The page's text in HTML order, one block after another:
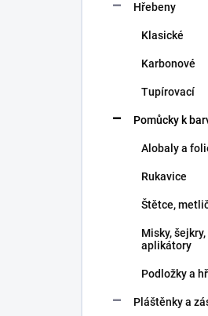
Hřebeny
Klasické
Karbonové
Tupírovací
Pomůcky k
Alobaly a
Rukavice
Štětce,
Misky,
aplikátory
Podložky a
Pláštěnky a